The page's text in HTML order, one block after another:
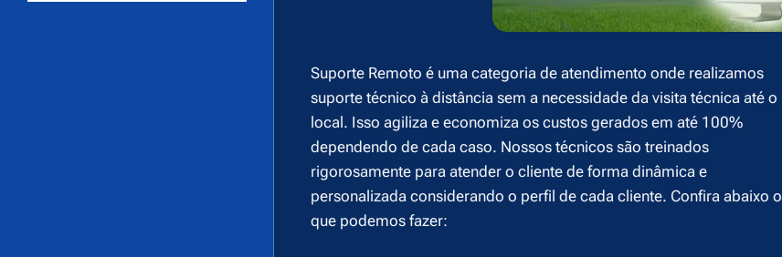
Suporte Remoto é uma categoria de atendimento onde realizamos
suporte técnico à distância sem a necessidade da visita técnica até o
local. Isso agiliza e economiza os custos gerados em até 100%
dependendo de cada caso. Nossos técnicos são treinados
rigorosamente para atender o cliente de forma dinâmica e
personalizada considerando o perfil de cada cliente. Confira abaixo o
que podemos fazer: